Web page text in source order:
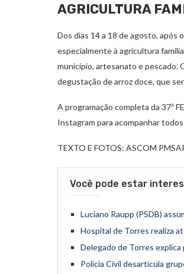
AGRICULTURA
Dos dias 14 a 18 de agosto, após
especialmente à agricultura
município, artesanato e pescado.
degustação de arroz doce, que
A programação completa da 37ª
Instagram para acompanhar
TEXTO E FOTOS: ASCOM
Você pode estar
Luciano Raupp (PSDB)
Hospital de Torres realiza
Delegado de Torres
Polícia Civil desarticula